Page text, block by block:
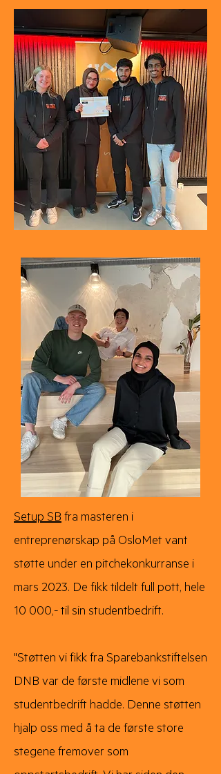
Setup SB fra masteren i
entreprenørskap på OsloMet vant
støtte under en pitchekonkurranse i
mars 2023. De fikk tildelt full pott, hele
10 000,- til sin studentbedrift.
"Støtten vi fikk fra Sparebankstiftelsen
DNB var de første midlene vi som
studentbedrift hadde. Denne støtten
hjalp oss med å ta de første store
stegene fremover som